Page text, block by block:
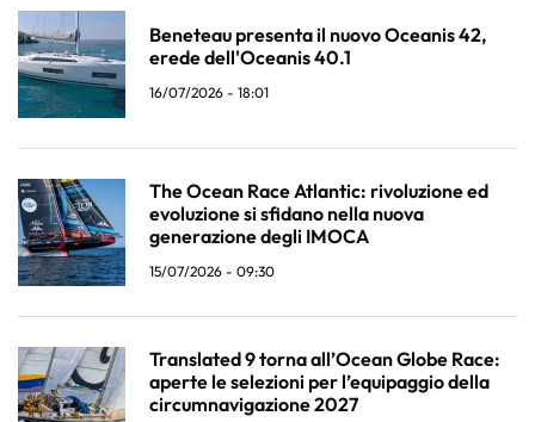
Beneteau presenta il nuovo Oceanis 42,
erede dell'Oceanis 40.1
16/07/2026 - 18:01
The Ocean Race Atlantic: rivoluzione ed
evoluzione si sfidano nella nuova
generazione degli IMOCA
15/07/2026 - 09:30
Translated 9 torna all’Ocean Globe Race:
aperte le selezioni per l’equipaggio della
circumnavigazione 2027